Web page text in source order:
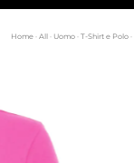
Home · All · Uomo · T-Shirt e Polo ·